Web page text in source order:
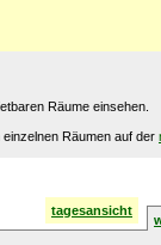
Räume einsehen.
Räumen auf der
tagesansicht